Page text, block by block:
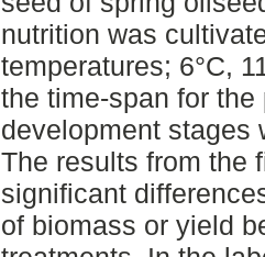
nutrition was
temperatures; 6°C,
the time-span for
development stages
The results from the
significant
of biomass or yield